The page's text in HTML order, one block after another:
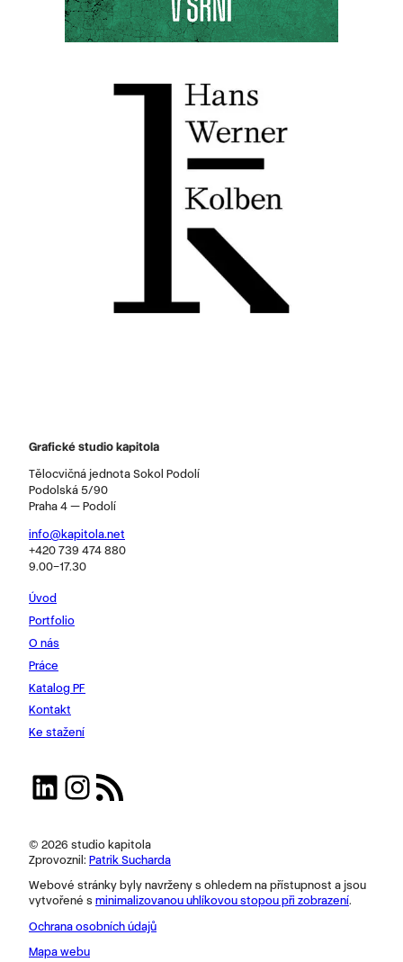
Grafické studio kapitola
Tělocvičná jednota Sokol Podolí
Podolská 5/90
Praha 4 — Podolí
info@kapitola.net
+420 739 474 880
9.00–17.30
Úvod
Portfolio
O nás
Práce
Katalog PF
Kontakt
Ke stažení
LinkedIn Instagram RSS zdroj
© 2026 studio kapitola
Zprovoznil: Patrik Sucharda
Webové stránky byly navrženy s ohledem na přístupnost a jsou
vytvořené s minimalizovanou uhlíkovou stopou při zobrazení.
Ochrana osobních údajů
Mapa webu